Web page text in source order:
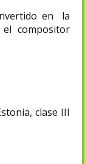
en la
compositor
clase III